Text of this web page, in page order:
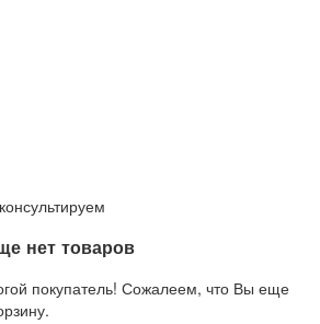
нет товаров
покупатель! Сожалеем, что Вы еще